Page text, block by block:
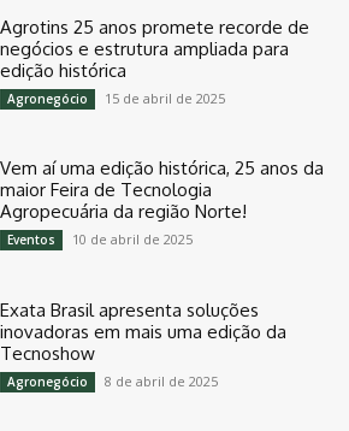
Agrotins 25 anos promete recorde de
negócios e estrutura ampliada para
edição histórica
Agronegócio 15 de abril de 2025
Vem aí uma edição histórica, 25 anos da
maior Feira de Tecnologia
Agropecuária da região Norte!
Eventos 10 de abril de 2025
Exata Brasil apresenta soluções
inovadoras em mais uma edição da
Tecnoshow
Agronegócio 8 de abril de 2025